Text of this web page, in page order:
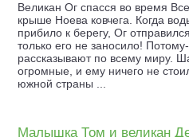
Великан Ог спасся во время
крыше Ноева ковчега. Когда
прибило к берегу, Ог
только его не заносило!
рассказывают по всему миру.
огромные, и ему ничего не
южной страны ...
Малышка Том и великан